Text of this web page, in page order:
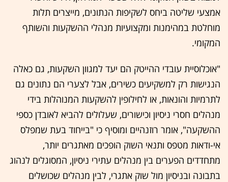
אמצעי שליטה ביחס לשקיפות הנתונים, מייצרים תלות
מוחלטת במהימנות ומקצועיות מנהלי ההשקעות והשותף
המקומי.
"אוכלוסיית עובדי ההייטק הם יעד למגוון השקעות, גם כאלה
הנגישות רק למשקיעים כשירים, אבל לצערי הם נתונים גם
לתרמיות והונאות, או לחילופין להשקעות המנוהלות בידי
מנהלים חסרי ניסיון וכישורים, שעלולים להביא לאובדן כספי
ההשקעה", אומר רוזנהיים ומוסיף כי "בייחוד בעת שמפלס
אי-ודאות מטפס ותנאי השוק הופכים מאתגרים יותר,
מתחדדים הפערים בין מנהלים עתירי ניסיון, המסוגלים לנהוג
בתבונה ובניסיון מול שוק אתגרי, לבין מנהלים שכושלים